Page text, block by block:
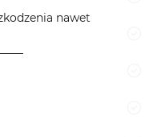
nawet